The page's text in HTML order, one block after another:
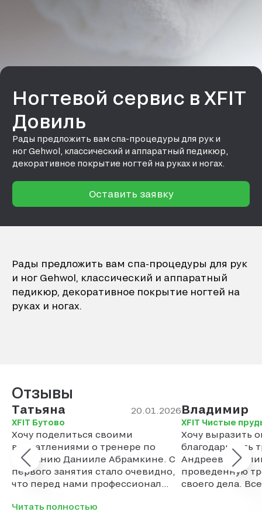
Ногтевой сервис в XFIT
Довиль
Рады предложить вам спа-процедуры для рук и
ног Gehwol, классический и аппаратный педикюр,
декоративное покрытие ногтей на руках и ногах.
Оставить заявку
Рады предложить вам спа-процедуры для рук
и ног Gehwol, классический и аппаратный
педикюр, декоративное покрытие ногтей на
руках и ногах.
Отзывы
Татьяна 20.01.2026
XFIT Бутово
Хочу поделиться своими
впечатлениями о тренере по
плаванию Данииле Абрамкине. С
первого занятия стало очевидно,
что перед нами профессионал
отметить его индивидуальный
Читать полностью
Владимир
XFIT Чистые
Хочу выразить
благодарность
Андреевой
проведенную
своего дела.